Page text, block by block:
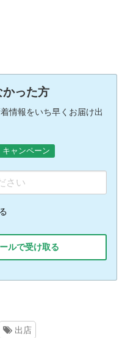
かった方
情報をいち早くお届け出
キャンペーン
ルで受け取る
出店